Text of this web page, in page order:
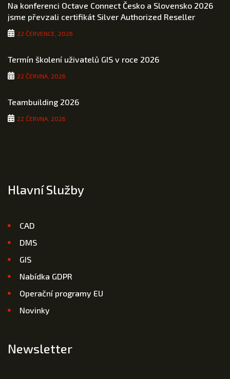
Na konferenci Octave Connect Česko a Slovensko 2026
jsme převzali certifikát Silver Authorized Reseller
22 ČERVENCE, 2026
Termín školení uživatelů GIS v roce 2026
22 ČERVNA, 2026
Teambuilding 2026
22 ČERVNA, 2026
Hlavní Služby
CAD
DMS
GIS
Nabídka GDPR
Operační programy EU
Novinky
Newsletter